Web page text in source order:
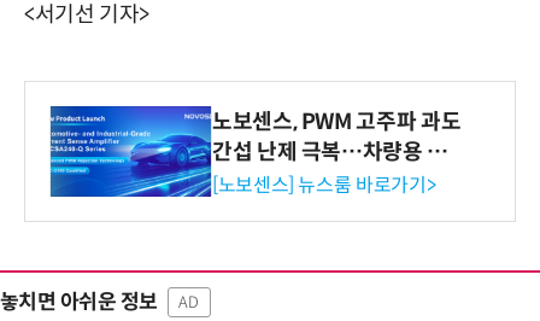
<서기선 기자>
노보센스, PWM 고주파 과도
간섭 난제 극복…차량용 전
류 감지 증폭기
[노보센스] 뉴스룸 바로가기>
놓치면 아쉬운 정보 AD